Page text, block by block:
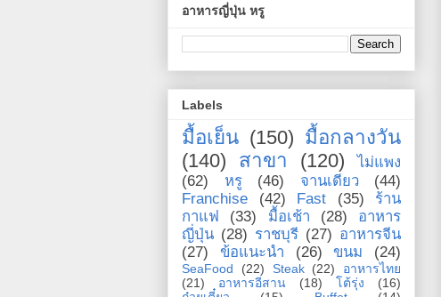
อาหารญี่ปุ่น หรู
Labels
มื้อเย็น (150) มื้อกลางวัน
(140)
สาขา (120)
ไม่แพง
(62)
หรู (46) จานเดียว
(44)
Franchise
(42) Fast (35)
ร้าน
กาแฟ
(33) มื้อเช้า (28)
อาหาร
ญี่ปุ่น (28) ราชบุรี (27) อาหารจีน
(27)
ข้อแนะนำ (26) ขนม (24)
SeaFood (22) Steak (22)
อาหารไทย
(21)
อาหารอีสาน (18) โต้รุ่ง
(16)